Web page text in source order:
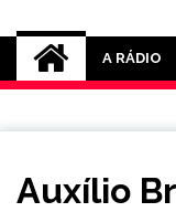
Rádio
A RÁDIO
NOTÍCIAS
Auxílio